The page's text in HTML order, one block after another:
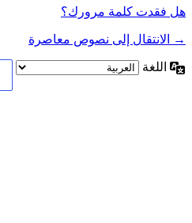
هل فقدت كلمة مرورك؟
→ الانتقال إلى نصوص معاصرة
اللغة